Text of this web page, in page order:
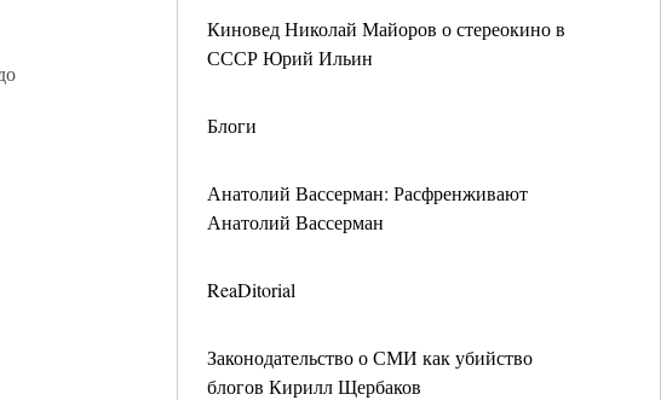
Киновед Николай Майоров о стереокино в
СССР Юрий Ильин
Блоги
Анатолий Вассерман: Расфренживают
Анатолий Вассерман
ReaDitorial
Законодательство о СМИ как убийство
блогов Кирилл Щербаков